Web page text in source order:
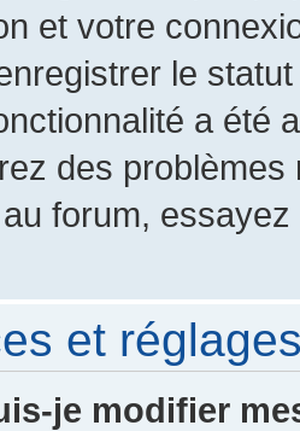
et votre
le
a été
des
forum,
et
je modifier